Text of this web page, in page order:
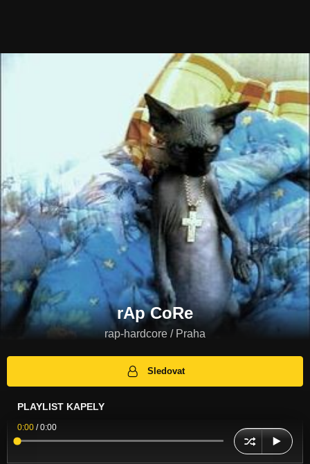
rAp CoRe
rap-hardcore / Praha
Sledovat
PLAYLIST KAPELY
0:00 /0:00